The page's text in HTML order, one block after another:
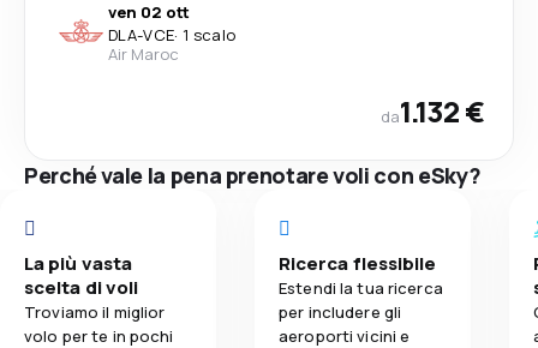
ven 02 ott
DLA-VCE· 1 scalo
Air Maroc
da1.132 €
Perché vale la pena prenotare voli con eSky?
La più vasta
scelta di voli
Troviamo il miglior
volo per te in pochi
Ricerca flessibile
Estendi la tua ricerca
per includere gli
aeroporti vicini e